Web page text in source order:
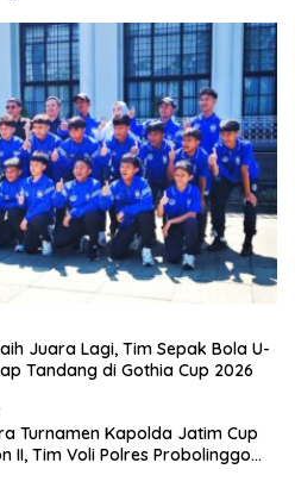
Juara Lagi, Tim Sepak Bola U-
Tandang di Gothia Cup 2026
Turnamen Kapolda Jatim Cup
II, Tim Voli Polres Probolinggo